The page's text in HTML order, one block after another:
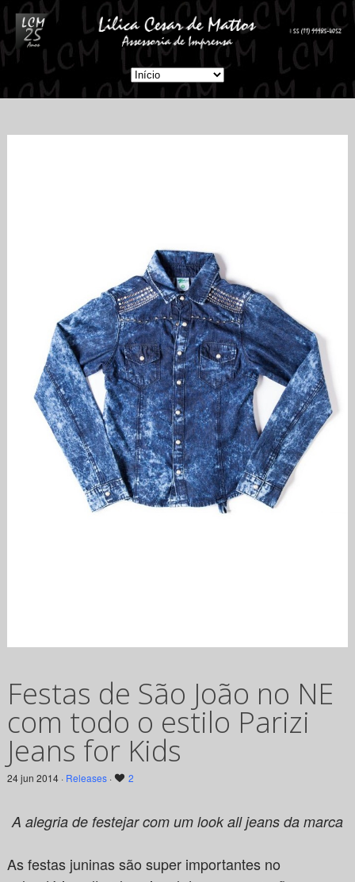
Festas de São João no NE
com todo o estilo Parizi
Jeans for Kids
24 jun 2014 · Releases· 2
A alegria de festejar com um look all jeans da marca
As festas juninas são super importantes no